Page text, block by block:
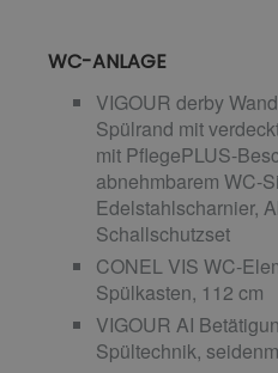
WC-ANLAGE
VIGOUR derby
Spülrand mit
mit PflegePLUS-
abnehmbarem WC-
Edelstahlscharnier,
Schallschutzset
CONEL VIS WC-
Spülkasten, 112 cm
VIGOUR AI
Spültechnik,